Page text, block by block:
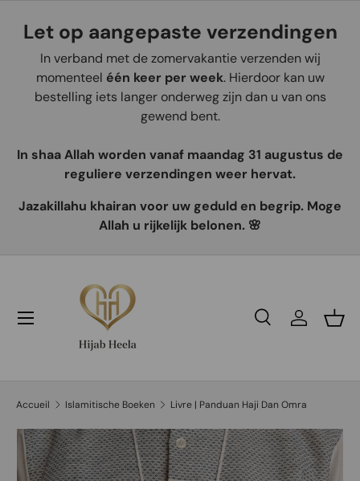
Aller au contenu
Let op aangepaste verzendingen
In verband met de zomervakantie verzenden wij
momenteel één keer per week. Hierdoor kan uw
bestelling iets langer onderweg zijn dan u van ons
gewend bent.
In shaa Allah worden vanaf maandag 31 augustus de
reguliere verzendingen weer hervat.
Jazakillahu khairan voor uw geduld en begrip. Moge
Allah u rijkelijk belonen. 🌸
Recherche
Se
Accueil Islamitische Boeken Livre | Panduan Haji Dan Omra
Passer aux informations produits